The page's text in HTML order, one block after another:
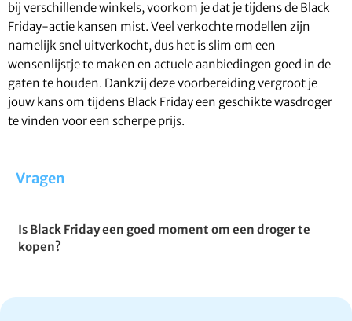
bij verschillende winkels, voorkom je dat je tijdens de Black
Friday-actie kansen mist. Veel verkochte modellen zijn
namelijk snel uitverkocht, dus het is slim om een
wensenlijstje te maken en actuele aanbiedingen goed in de
gaten te houden. Dankzij deze voorbereiding vergroot je
jouw kans om tijdens Black Friday een geschikte wasdroger
te vinden voor een scherpe prijs.
Vragen
Is Black Friday een goed moment om een droger te
kopen?